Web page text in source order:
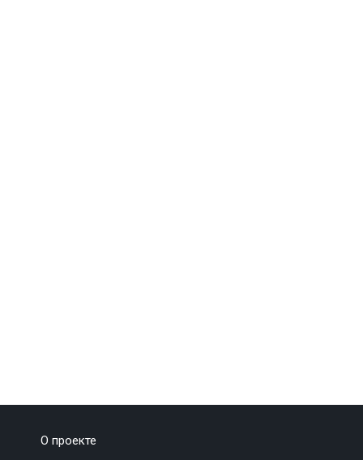
О проекте